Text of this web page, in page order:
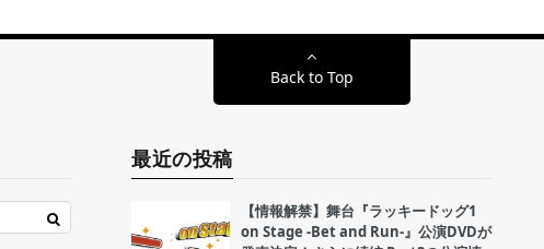
Back to Top
最近の投稿
【情報解禁】舞台『ラッキードッグ1
on Stage -Bet and Run-』公演DVDが